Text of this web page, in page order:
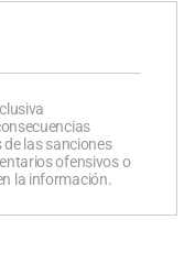
de las sanciones
ofensivos o
la información.